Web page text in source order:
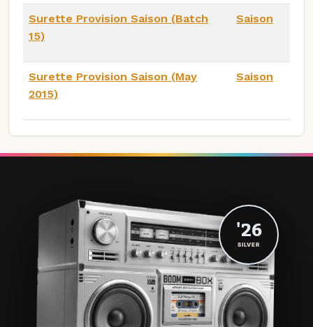
Surette Provision Saison (Batch
15)
Saison
Surette Provision Saison (May
2015)
Saison
'26
SILVER